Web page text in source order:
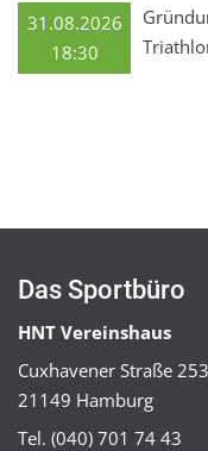
31.08.2026
18:30
Das Sportbüro
HNT Vereinshaus
Cuxhavener Straße 253
21149 Hamburg
Tel. (040) 701 74 43